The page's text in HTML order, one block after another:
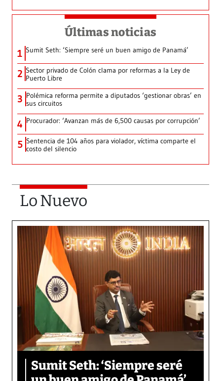
Últimas noticias
1 Sumit Seth: ‘Siempre seré un buen amigo de Panamá’
2 Sector privado de Colón clama por reformas a la Ley de
Puerto Libre
3 Polémica reforma permite a diputados ‘gestionar obras’ en
sus circuitos
4 Procurador: ‘Avanzan más de 6,500 causas por corrupción’
5 Sentencia de 104 años para violador, víctima comparte el
costo del silencio
Lo Nuevo
Sumit Seth: ‘Siempre seré